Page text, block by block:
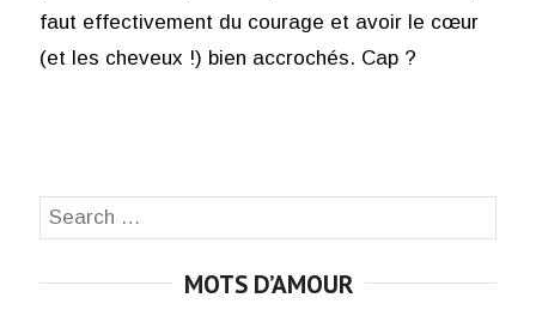
faut effectivement du courage et avoir le cœur
(et les cheveux !) bien accrochés. Cap ?
Search
MOTS D’AMOUR